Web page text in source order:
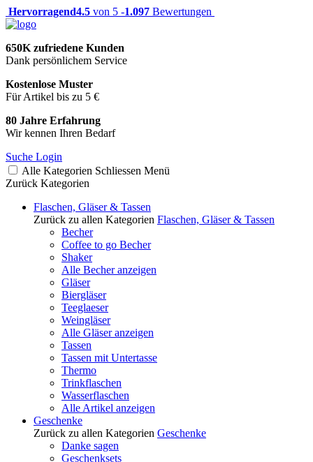
Hervorragend4.5 von 5 -1.097 Bewertungen
650K zufriedene Kunden
Dank persönlichem Service
Kostenlose Muster
Für Artikel bis zu 5 €
80 Jahre Erfahrung
Wir kennen Ihren Bedarf
Suche Login
Alle Kategorien Schliessen Menü
Zurück Kategorien
Flaschen, Gläser & Tassen
Zurück zu allen Kategorien Flaschen, Gläser & Tassen
Becher
Coffee to go Becher
Shaker
Alle Becher anzeigen
Gläser
Biergläser
Teeglaeser
Weingläser
Alle Gläser anzeigen
Tassen
Tassen mit Untertasse
Thermo
Trinkflaschen
Wasserflaschen
Alle Artikel anzeigen
Geschenke
Zurück zu allen Kategorien Geschenke
Danke sagen
Geschenksets